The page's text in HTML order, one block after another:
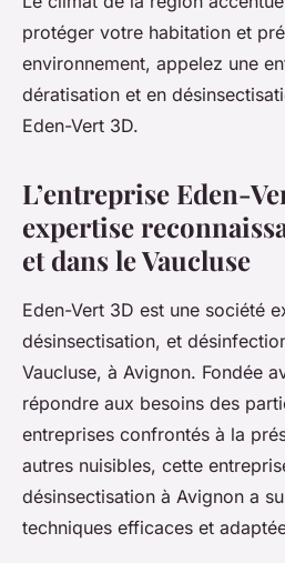
protéger votre habitation et
environnement, appelez une
dératisation et en
Eden-Vert 3D.
L’entreprise Eden-
expertise
et dans le Vaucluse
Eden-Vert 3D est une société
désinsectisation, et
Vaucluse, à Avignon. Fondée
répondre aux besoins des
entreprises confrontés à la
autres nuisibles, cette
désinsectisation à Avignon a
techniques efficaces et